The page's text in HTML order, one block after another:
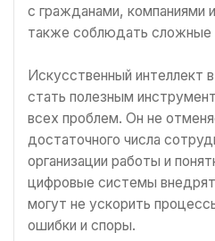
с гражданами, компаниями
также соблюдать сложные
Искусственный интеллект
стать полезным
всех проблем. Он не
достаточного числа
организации работы и
цифровые системы
могут не ускорить
ошибки и споры.